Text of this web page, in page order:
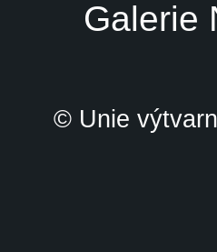
Galerie
© Unie